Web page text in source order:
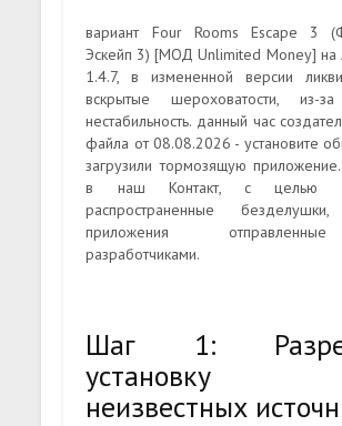
вариант Four Rooms Escape 3
Эскейп 3) [МОД Unlimited Money] на
1.4.7, в измененной версии
вскрытые шероховатости, из-
нестабильность. данный час
файла от 08.08.2026 - установите
загрузили тормозящую
в наш Контакт, с целью
распространенные
приложения
разработчиками.
Шаг 1:
неизвестных